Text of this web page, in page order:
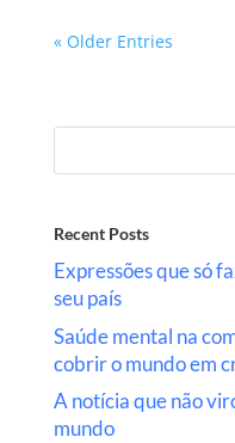
« Older Entries
Recent Posts
Expressões que só
seu país
Saúde mental na
cobrir o mundo em
A notícia que não
mundo